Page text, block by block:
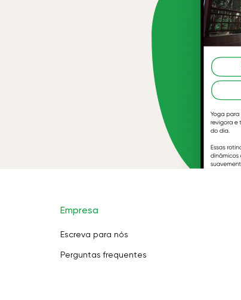
Empresa
Escreva para nós
Perguntas frequentes